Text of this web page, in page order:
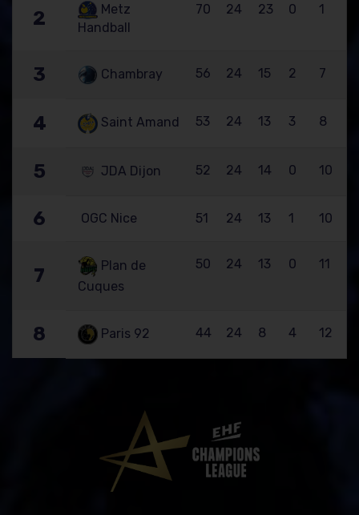
2
Metz
Handball
70 24 23 0 1
3 Chambray 56 24 15 2 7
4 Saint Amand 53 24 13 3 8
5 JDA Dijon 52 24 14 0 10
6 OGC Nice 51 24 13 1 10
7
Plan de
Cuques
50 24 13 0 11
8 Paris 92 44 24 8 4 12